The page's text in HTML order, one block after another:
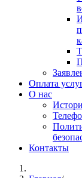
Оплата
О нас
Контакты